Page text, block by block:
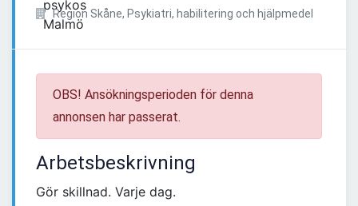
Region Skåne, Psykiatri, habilitering och hjälpmedel
OBS! Ansökningsperioden för denna
annonsen har passerat.
Arbetsbeskrivning
Gör skillnad. Varje dag.